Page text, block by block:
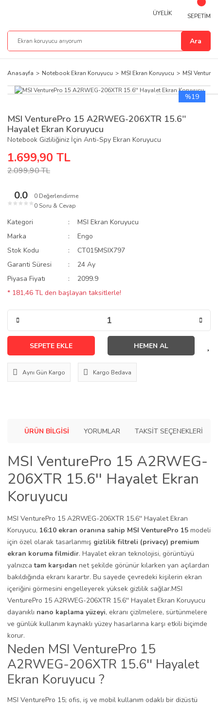
Ara
ÜYELİK SEPETİM
Anasayfa Notebook Ekran Koruyucu MSI Ekran Koruyucu MSI
%19
MSI VenturePro 15 A2RWEG-206XTR 15.6''
Hayalet Ekran Koruyucu
Notebook Gizliliğiniz İçin Anti-Spy Ekran Koruyucu
1.699,90 TL
2.099,90 TL
0.0
★ ★ ★ ★ ★
0 Değerlendirme
0 Soru & Cevap
Kategori
MSI Ekran Koruyucu
Marka
Engo
Stok Kodu
CT015MSIX797
Garanti Süresi
24 Ay
Piyasa Fiyatı
2099.9
* 181,46 TL den başlayan taksitlerle!
SEPETE EKLE HEMEN AL
Aynı Gün Kargo Kargo Bedava
ÜRÜN BILGISI YORUMLAR TAKSIT SEÇENEKLERI
MSI VenturePro 15 A2RWEG-
206XTR 15.6'' Hayalet Ekran
Koruyucu
MSI VenturePro 15 A2RWEG-206XTR 15.6'' Hayalet Ekran
Koruyucu, 16:10 ekran oranına sahip MSI VenturePro 15 modeli
için özel olarak tasarlanmış gizlilik filtreli (privacy) premium
ekran koruma filmidir. Hayalet ekran teknolojisi, görüntüyü
yalnızcatam karşıdan net şekilde görünür kılarken yan açılardan
bakıldığında ekranı karartır. Bu sayede çevredeki kişilerin ekran
içeriğini görmesini engelleyerek yüksek gizlilik sağlar.MSI
VenturePro 15 A2RWEG-206XTR 15.6'' Hayalet Ekran Koruyucu
dayanıklı nano kaplama yüzeyi, ekranı çizilmelere, sürtünmelere
ve günlük kullanım kaynaklı yüzey hasarlarına karşı etkili biçimde
korur.
Neden MSI VenturePro 15
A2RWEG-206XTR 15.6'' Hayalet
Ekran Koruyucu ?
MSI VenturePro 15; ofis, iş ve mobil kullanım odaklı bir dizüstü